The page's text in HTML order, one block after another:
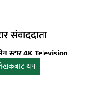
संवाददाता
स्टार 4K Television
थप